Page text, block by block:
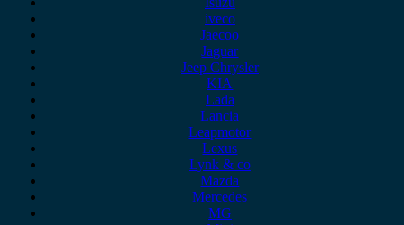
iveco
Jaecoo
Jaguar
Jeep Chrysler
KIA
Lada
Lancia
Leapmotor
Lexus
Lynk & co
Mazda
Mercedes
MG